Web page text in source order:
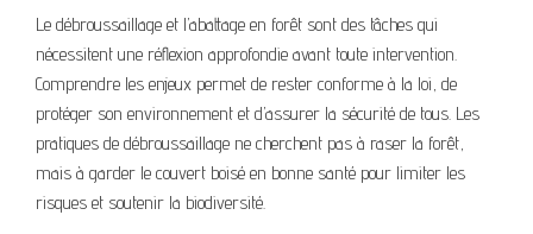
Le débroussaillage et l’abattage en forêt sont des tâches qui
nécessitent une réflexion approfondie avant toute intervention.
Comprendre les enjeux permet de rester conforme à la loi, de
protéger son environnement et d’assurer la sécurité de tous. Les
pratiques de débroussaillage ne cherchent pas à raser la forêt,
mais à garder le couvert boisé en bonne santé pour limiter les
risques et soutenir la biodiversité.